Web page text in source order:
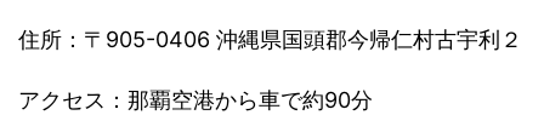
住所：〒905-0406 沖縄県国頭郡今帰仁村古宇利２
アクセス：那覇空港から車で約90分